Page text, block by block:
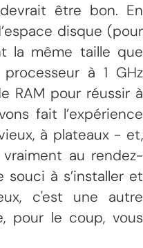
être bon. En
disque (pour
la même taille que
à 1 GHz
RAM pour réussir à
fait l’expérience
à plateaux - et,
au rendez-
souci à s’installer et
c'est une autre
pour le coup, vous